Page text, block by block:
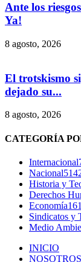
Ante los
Ya!
8 agosto, 2026
El trotskismo
dejado su...
8 agosto, 2026
CATEGORÍA
Internacional
Nacional
Historia y
Derechos
Economía
Sindicatos y
Medio
INICIO
NOSOTROS